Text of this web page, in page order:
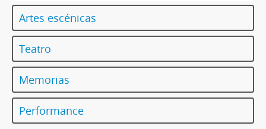
Artes escénicas
Teatro
Memorias
Performance